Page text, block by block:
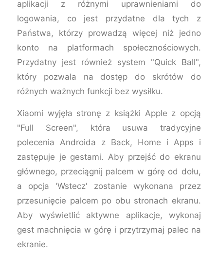
aplikacji z różnymi uprawnieniami do
logowania, co jest przydatne dla tych z
Państwa, którzy prowadzą więcej niż jedno
konto na platformach społecznościowych.
Przydatny jest również system "Quick Ball",
który pozwala na dostęp do skrótów do
różnych ważnych funkcji bez wysiłku.
Xiaomi wyjęła stronę z książki Apple z opcją
"Full Screen", która usuwa tradycyjne
polecenia Androida z Back, Home i Apps i
zastępuje je gestami. Aby przejść do ekranu
głównego, przeciągnij palcem w górę od dołu,
a opcja 'Wstecz' zostanie wykonana przez
przesunięcie palcem po obu stronach ekranu.
Aby wyświetlić aktywne aplikacje, wykonaj
gest machnięcia w górę i przytrzymaj palec na
ekranie.